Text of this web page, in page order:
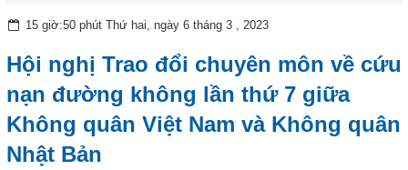
15 giờ:50 phút Thứ hai, ngày 6 tháng 3 , 2023
Hội nghị Trao đổi chuyên môn về cứu
nạn đường không lần thứ 7 giữa
Không quân Việt Nam và Không quân
Nhật Bản